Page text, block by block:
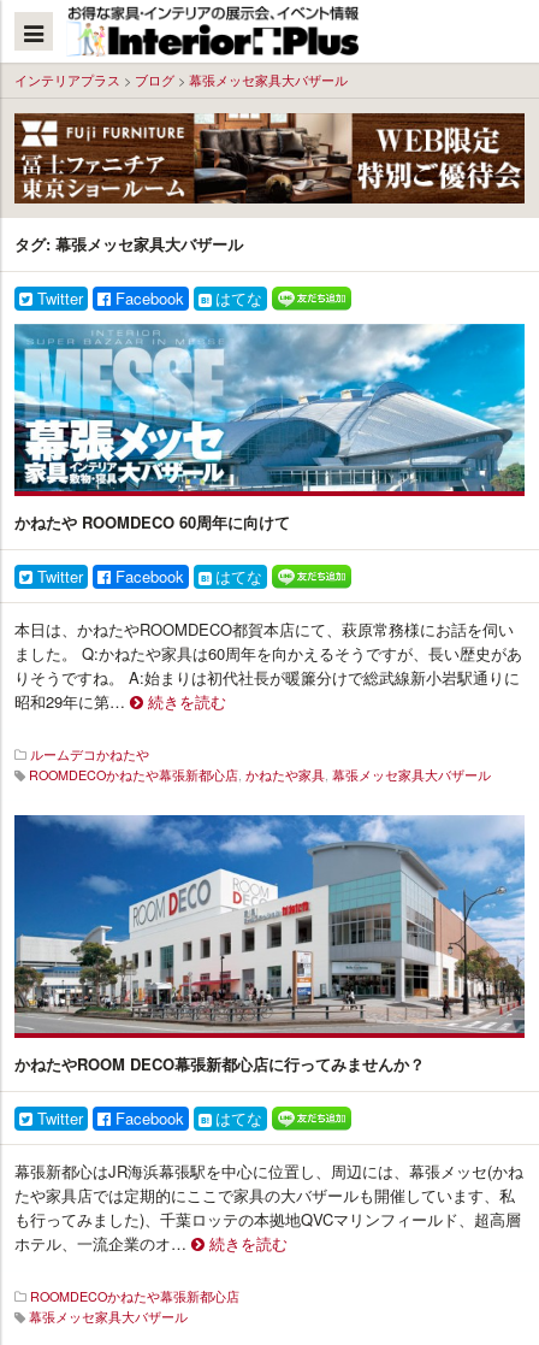
へ
インテリアプラス > ブログ > 幕張メッセ家具大バザール
タグ: 幕張メッセ家具大バザール
Twitter Facebook はてな
かねたや ROOMDECO 60周年に向けて
Twitter Facebook はてな
本日は、かねたやROOMDECO都賀本店にて、萩原常務様にお話を伺い
ました。 Q:かねたや家具は60周年を向かえるそうですが、長い歴史があ
りそうですね。 A:始まりは初代社長が暖簾分けで総武線新小岩駅通りに
昭和29年に第…
続きを読む
ルームデコかねたや
ROOMDECOかねたや幕張新都心店, かねたや家具, 幕張メッセ家具大バザール
イ
ラ
ス
かねたやROOM DECO幕張新都心店に行ってみませんか？
Twitter Facebook はてな
幕張新都心はJR海浜幕張駅を中心に位置し、周辺には、幕張メッセ(かね
たや家具店では定期的にここで家具の大バザールも開催しています、私
も行ってみました)、千葉ロッテの本拠地QVCマリンフィールド、超高層
ホテル、一流企業のオ…
続きを読む
ROOMDECOかねたや幕張新都心店
幕張メッセ家具大バザール